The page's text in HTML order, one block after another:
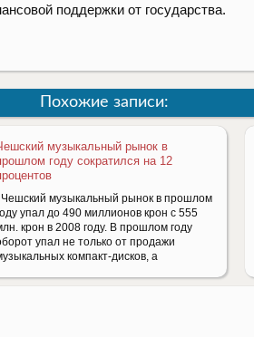
поддержки от государства.
Похожие записи:
музыкальный рынок в
году сократился на 12
Чешский музыкальный рынок в прошлом
упал до 490 миллионов крон с 555
крон в 2008 году. В прошлом году
упал не только от продажи
компакт-дисков, а